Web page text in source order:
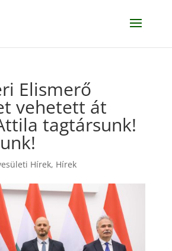
Elismerő
vehetett át
tagtársunk!
Hírek, Hírek